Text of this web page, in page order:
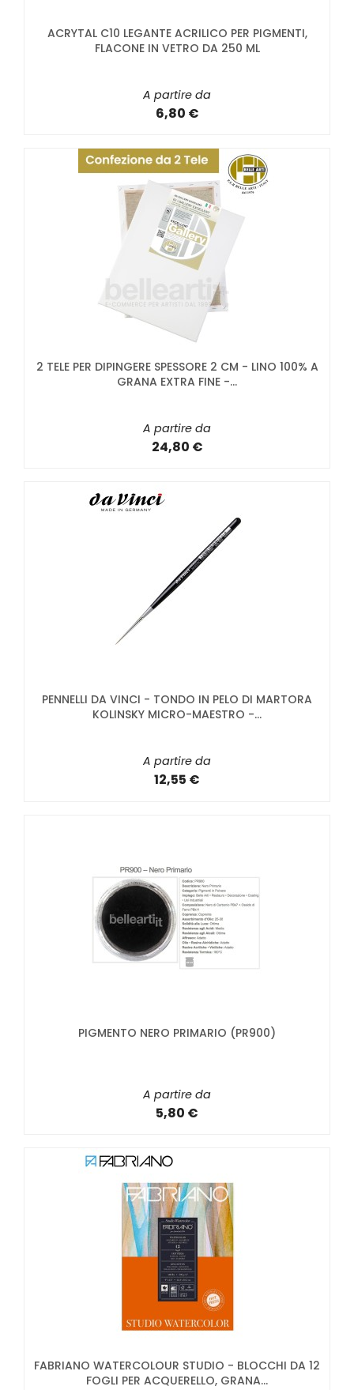
ACRYTAL C10 LEGANTE ACRILICO PER PIGMENTI,
FLACONE IN VETRO DA 250 ML
A partire da
6,80 €
2 TELE PER DIPINGERE SPESSORE 2 CM - LINO 100% A
GRANA EXTRA FINE -...
A partire da
24,80 €
PENNELLI DA VINCI - TONDO IN PELO DI MARTORA
KOLINSKY MICRO-MAESTRO -...
A partire da
12,55 €
PIGMENTO NERO PRIMARIO (PR900)
A partire da
5,80 €
FABRIANO WATERCOLOUR STUDIO - BLOCCHI DA 12
FOGLI PER ACQUERELLO, GRANA...